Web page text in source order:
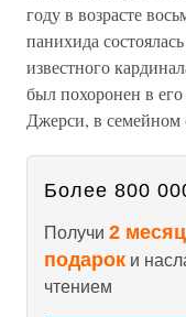
году в возрасте
панихида
известного
был похоронен в
Джерси, в семейном
Более 800
Получи 2
подарок и
чтением